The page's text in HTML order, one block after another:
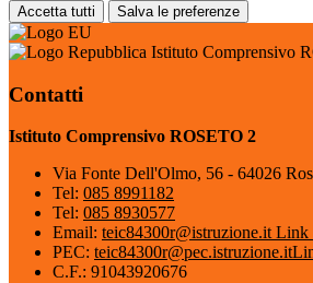
Accetta tutti Salva le preferenze
Istituto Comprensivo
Contatti
Istituto Comprensivo ROSETO 2
Via Fonte Dell'Olmo, 56 - 64026
Tel: 085 8991182
Tel: 085 8930577
Email: teic84300r@istruzione.it Link
PEC: teic84300r@pec.istruzione.it
C.F.: 91043920676